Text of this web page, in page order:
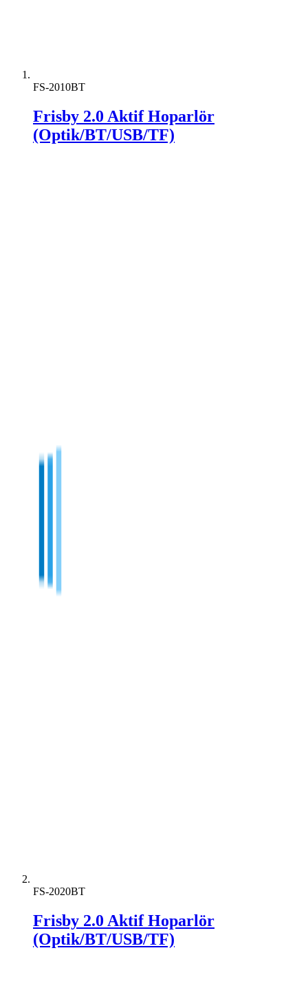
FS-2010BT
Frisby 2.0 Aktif Hoparlör
(Optik/BT/USB/TF)
FS-2020BT
Frisby 2.0 Aktif Hoparlör
(Optik/BT/USB/TF)